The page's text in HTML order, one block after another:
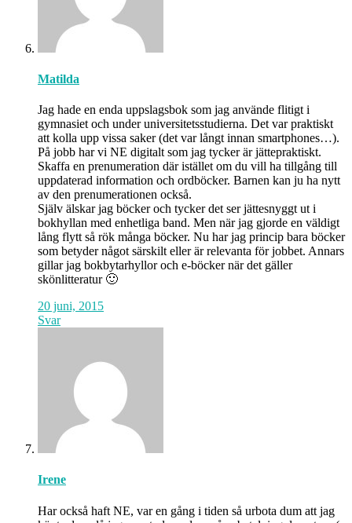
Matilda
Jag hade en enda uppslagsbok som jag använde flitigt i
gymnasiet och under universitetsstudierna. Det var praktiskt
att kolla upp vissa saker (det var långt innan smartphones…).
På jobb har vi NE digitalt som jag tycker är jättepraktiskt.
Skaffa en prenumeration där istället om du vill ha tillgång till
uppdaterad information och ordböcker. Barnen kan ju ha nytt
av den prenumerationen också.
Själv älskar jag böcker och tycker det ser jättesnyggt ut i
bokhyllan med enhetliga band. Men när jag gjorde en väldigt
lång flytt så rök många böcker. Nu har jag princip bara böcker
som betyder något särskilt eller är relevanta för jobbet. Annars
gillar jag bokbytarhyllor och e-böcker när det gäller
skönlitteratur 🙂
20 juni, 2015
Svar
Irene
Har också haft NE, var en gång i tiden så urbota dum att jag